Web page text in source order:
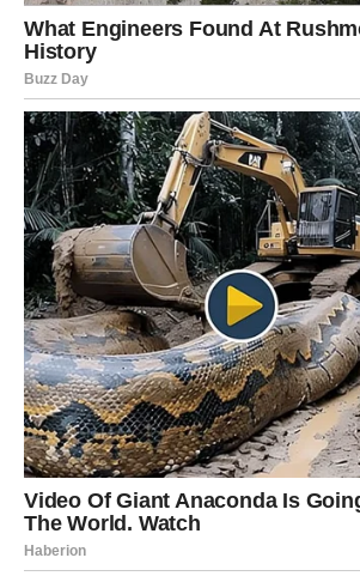
Do kraja sedmice mnoge znakove
emotivni preokreti, ali posebno će
zvijezde donose mogućnost prosidbe,
velikog ljubavnog koraka.
Ovo je period tokom kojeg univerzum
ljubav uvijek pronađe način da
onda kada djeluje da je sve neizvjesno.